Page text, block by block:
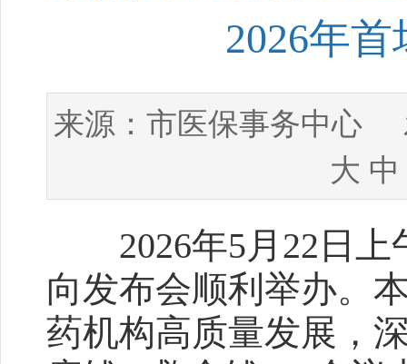
2026年
来源： 市医保事务中心
大 中
2026年5月22日上
向发布会顺利举办。
药机构高质量发展，